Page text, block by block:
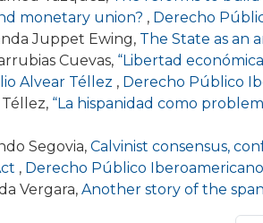
monetary union? , Derecho
Juppet Ewing, The State as an
Cuevas, “Libertad
Alvear Téllez , Derecho Público
“La hispanidad como
Segovia, Calvinist consensus,
, Derecho Público
Vergara, Another story of the